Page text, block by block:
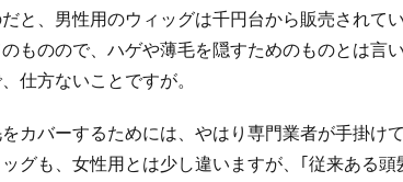
と、男性用のウィッグは千円台から販売されて
ものので、ハゲや薄毛を隠すためのものとは言
仕方ないことですが。
カバーするためには、やはり専門業者が手掛け
グも、女性用とは少し違いますが、｢従来ある